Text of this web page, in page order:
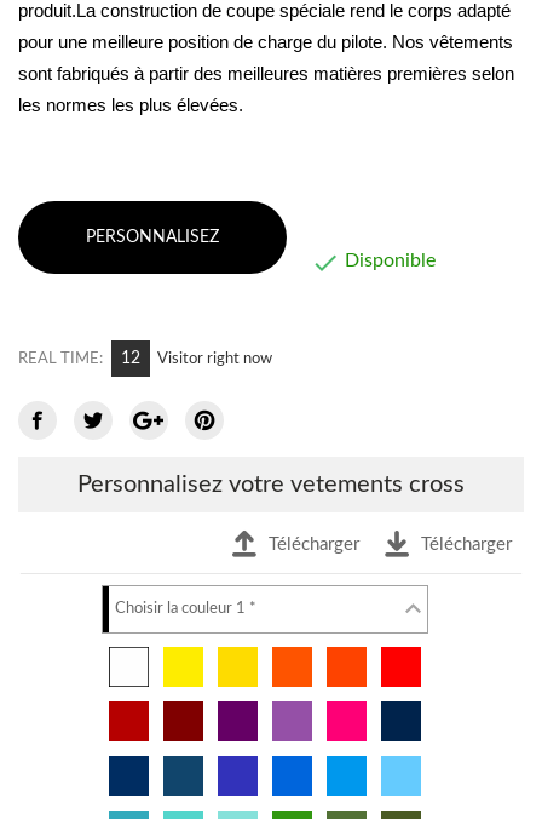
produit.La construction de coupe spéciale rend le corps adapté
pour une meilleure position de charge du pilote. Nos vêtements
sont fabriqués à partir des meilleures matières premières selon
les normes les plus élevées.
PERSONNALISEZ
 Disponible
REAL TIME: 5 Visitor right now
Personnalisez votre vetements cross
Télécharger Télécharger
Choisir la couleur 1 *